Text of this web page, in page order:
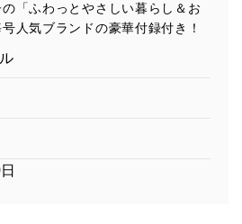
「ふわっとやさしい暮らし＆お
人気ブランドの豪華付録付き！